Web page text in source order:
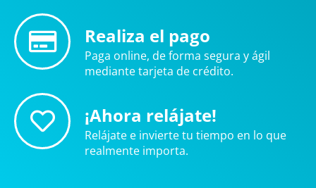
Realiza el pago
Paga online, de forma segura y ágil
mediante tarjeta de crédito.
¡Ahora relájate!
Relájate e invierte tu tiempo en lo que
realmente importa.